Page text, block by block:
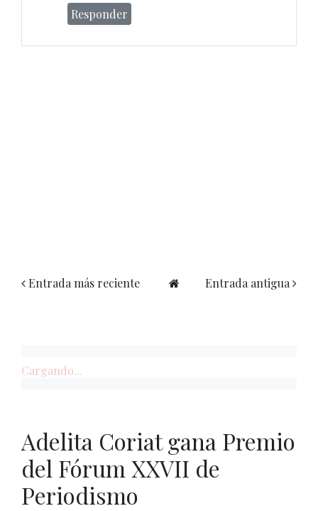
Responder
Entrada más reciente Entrada antigua
Cargando...
Adelita Coriat gana Premio
del Fórum XXVII de
Periodismo